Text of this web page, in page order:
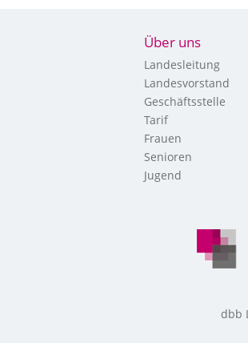
Über uns
Landesleitung
Landesvorstand
Geschäftsstelle
Tarif
Frauen
Senioren
Jugend
dbb